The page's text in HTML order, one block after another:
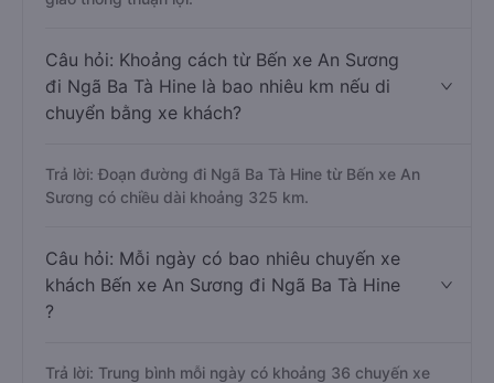
Câu hỏi: Khoảng cách từ Bến xe An Sương
đi Ngã Ba Tà Hine là bao nhiêu km nếu di
chuyển bằng xe khách?
Trả lời: Đoạn đường đi Ngã Ba Tà Hine từ Bến xe An
Sương có chiều dài khoảng 325 km.
Câu hỏi: Mỗi ngày có bao nhiêu chuyến xe
khách Bến xe An Sương đi Ngã Ba Tà Hine
?
Trả lời: Trung bình mỗi ngày có khoảng 36 chuyến xe